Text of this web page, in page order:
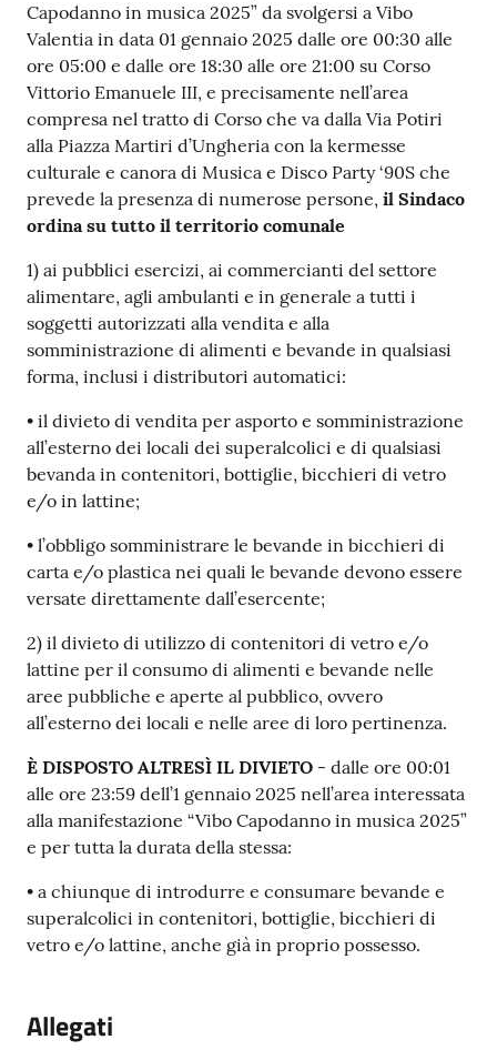
Tutti
gli
argomenti...
Seguici
su
Capodanno in musica 2025” da svolgersi a Vibo
Valentia in data 01 gennaio 2025 dalle ore 00:30 alle
ore 05:00 e dalle ore 18:30 alle ore 21:00 su Corso
Vittorio Emanuele III, e precisamente nell’area
compresa nel tratto di Corso che va dalla Via Potiri
alla Piazza Martiri d’Ungheria con la kermesse
culturale e canora di Musica e Disco Party ‘90S che
prevede la presenza di numerose persone, il Sindaco
ordina su tutto il territorio comunale
1) ai pubblici esercizi, ai commercianti del settore
alimentare, agli ambulanti e in generale a tutti i
soggetti autorizzati alla vendita e alla
somministrazione di alimenti e bevande in qualsiasi
forma, inclusi i distributori automatici:
• il divieto di vendita per asporto e somministrazione
all’esterno dei locali dei superalcolici e di qualsiasi
bevanda in contenitori, bottiglie, bicchieri di vetro
e/o in lattine;
• l’obbligo somministrare le bevande in bicchieri di
carta e/o plastica nei quali le bevande devono essere
versate direttamente dall’esercente;
2) il divieto di utilizzo di contenitori di vetro e/o
lattine per il consumo di alimenti e bevande nelle
aree pubbliche e aperte al pubblico, ovvero
all’esterno dei locali e nelle aree di loro pertinenza.
È DISPOSTO ALTRESÌ IL DIVIETO - dalle ore 00:01
alle ore 23:59 dell’1 gennaio 2025 nell’area interessata
alla manifestazione “Vibo Capodanno in musica 2025”
e per tutta la durata della stessa:
• a chiunque di introdurre e consumare bevande e
superalcolici in contenitori, bottiglie, bicchieri di
vetro e/o lattine, anche già in proprio possesso.
Allegati